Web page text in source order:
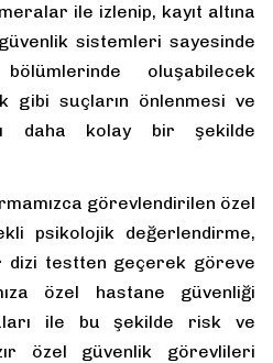
ile izlenip, kayıt altına
sistemleri sayesinde
oluşabilecek
gibi suçların önlenmesi ve
daha kolay bir şekilde
görevlendirilen özel
psikolojik değerlendirme,
dizi testten geçerek göreve
özel hastane güvenliği
ile bu şekilde risk ve
özel güvenlik görevlileri